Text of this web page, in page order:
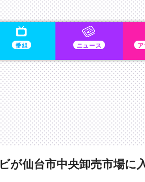
番組 ニュース
仙台市中央卸売市場に